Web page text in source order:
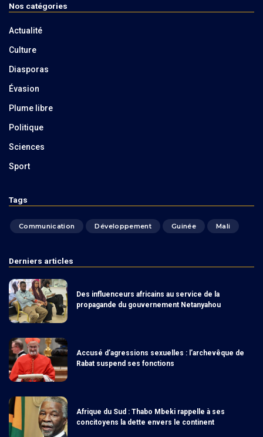
Nos catégories
Actualité
Culture
Diasporas
Évasion
Plume libre
Politique
Sciences
Sport
Tags
Communication Développement Guinée Mali
Derniers articles
Des influenceurs africains au service de la
propagande du gouvernement Netanyahou
Accusé d’agressions sexuelles : l’archevêque de
Rabat suspend ses fonctions
Afrique du Sud : Thabo Mbeki rappelle à ses
concitoyens la dette envers le continent